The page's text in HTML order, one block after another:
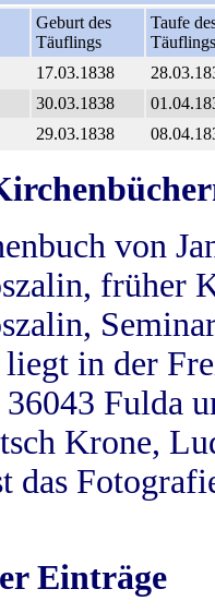
Geburt des
Täuflings
Taufe
Täuflings
17.03.1838
30.03.1838
29.03.1838
von
früher
in der
Fulda
Krone,
das
Einträge